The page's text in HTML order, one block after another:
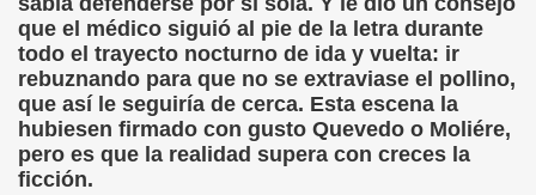
que el médico siguió al pie de la letra durante
todo el trayecto nocturno de ida y vuelta: ir
rebuznando para que no se extraviase el pollino,
que así le seguiría de cerca. Esta escena la
hubiesen firmado con gusto Quevedo o Moliére,
pero es que la realidad supera con creces la
ficción.